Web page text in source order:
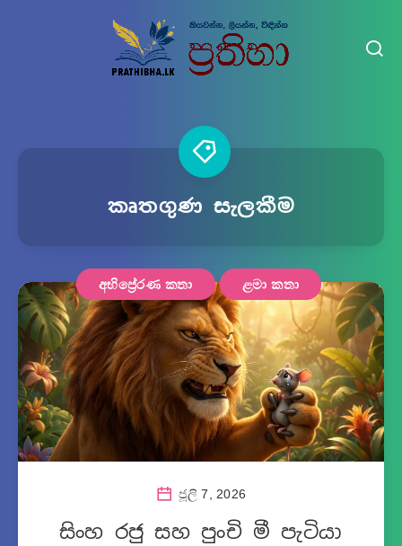
කෘතගුණ සැලකීම
අභිප්‍රේරණ කතා ළමා කතා
ජූලි 7, 2026
සිංහ රජු සහ පුංචි මී පැටියා